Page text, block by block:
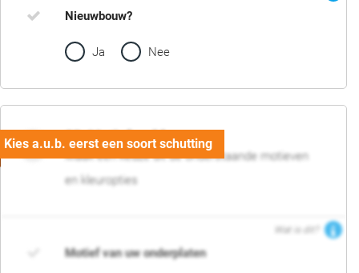
Nieuwbouw?
Ja Nee
02. Motief en kleur
Maak een keuze uit de onderstaande motieven
en kleuropties
Wat is dit?
Motief van uw onderplaten